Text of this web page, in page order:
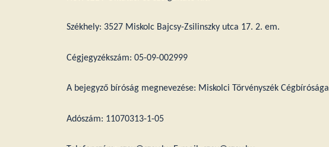
Székhely: 3527 Miskolc Bajcsy-Zsilinszky utca 17. 2. em.
Cégjegyzékszám: 05-09-002999
A bejegyző bíróság megnevezése: Miskolci Törvényszék Cégbírósága
Adószám: 11070313-1-05